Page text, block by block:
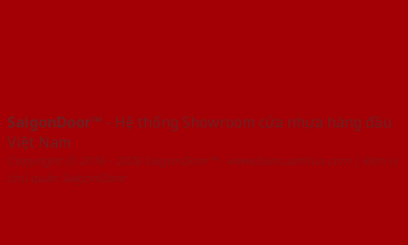
SaigonDoor™ - Hệ thống Showroom cửa nhựa hàng đầu
Việt Nam
Copyright ⓒ 2016 – 2026 SaigonDoor™ - www.bancuanhua.com | Đơn vị
chủ quản SaigonDoor